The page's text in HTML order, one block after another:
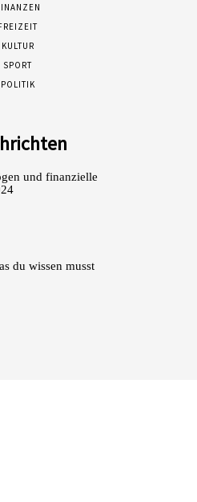
KULTUR
SPORT
POLITIK
und finanzielle
du wissen musst